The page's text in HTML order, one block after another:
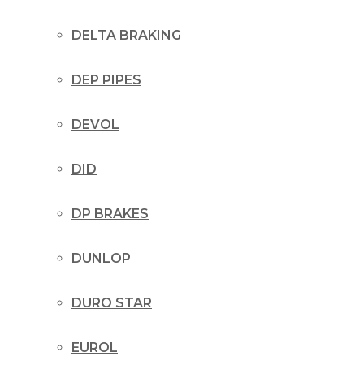
DELTA BRAKING
DEP PIPES
DEVOL
DID
DP BRAKES
DUNLOP
DURO STAR
EUROL